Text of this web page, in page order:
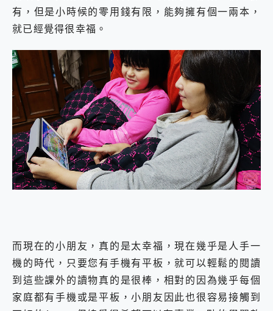
有，但是小時候的零用錢有限，能夠擁有個一兩本，
就已經覺得很幸福。
而現在的小朋友，真的是太幸福，現在幾乎是人手一
機的時代，只要您有手機有平板，就可以輕鬆的閱讀
到這些課外的讀物真的是很棒，相對的因為幾乎每個
家庭都有手機或是平板，小朋友因此也很容易接觸到